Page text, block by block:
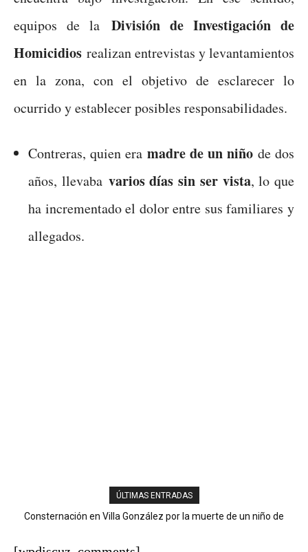
equipos de la División de Investigación de
Homicidios realizan entrevistas y levantamientos
en la zona, con el objetivo de esclarecer lo
ocurrido y establecer posibles responsabilidades.
Contreras, quien eramadre de un niñode dos
años, llevaba varios días sin ser vista, lo que
ha incrementado el dolor entre sus familiares y
allegados.
ÚLTIMAS ENTRADAS
Consternación en Villa González por la muerte de un niño de